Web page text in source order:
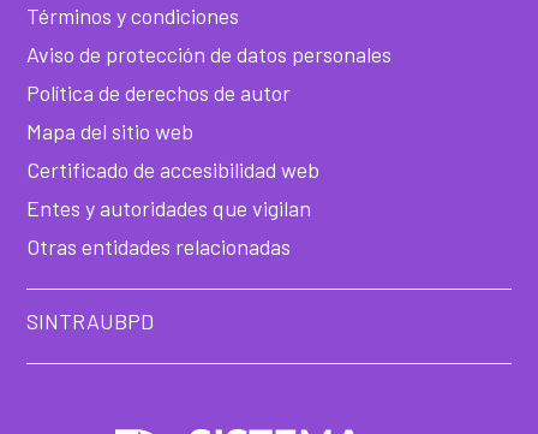
Términos y condiciones
Aviso de protección de datos personales
Política de derechos de autor
Mapa del sitio web
Certificado de accesibilidad web
Entes y autoridades que vigilan
Otras entidades relacionadas
SINTRAUBPD